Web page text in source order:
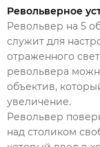
Револьверное
Револьвер на 5
служит для
отраженного
револьвера
объектив,
увеличение.
Револьвер
над столиком